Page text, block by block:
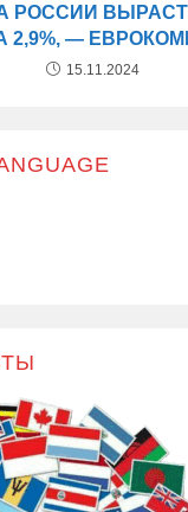
РОССИИ
2,9%, —
15.11.2024